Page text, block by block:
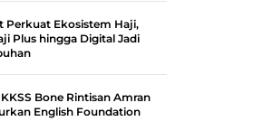
Perkuat Ekosistem Haji,
Plus hingga Digital Jadi
Bone Rintisan Amran
English Foundation